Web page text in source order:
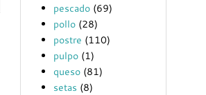
pescado (69)
pollo (28)
postre (110)
pulpo (1)
queso (81)
setas (8)